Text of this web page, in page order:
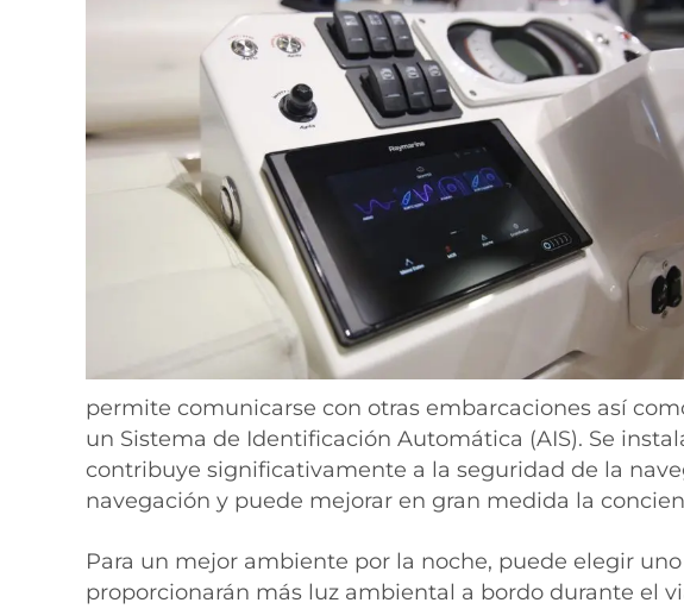
permite comunicarse con otras embarcaciones así
un Sistema de Identificación Automática (AIS). Se
contribuye significativamente a la seguridad de la
navegación y puede mejorar en gran medida la
Para un mejor ambiente por la noche, puede elegir
proporcionarán más luz ambiental a bordo durante el